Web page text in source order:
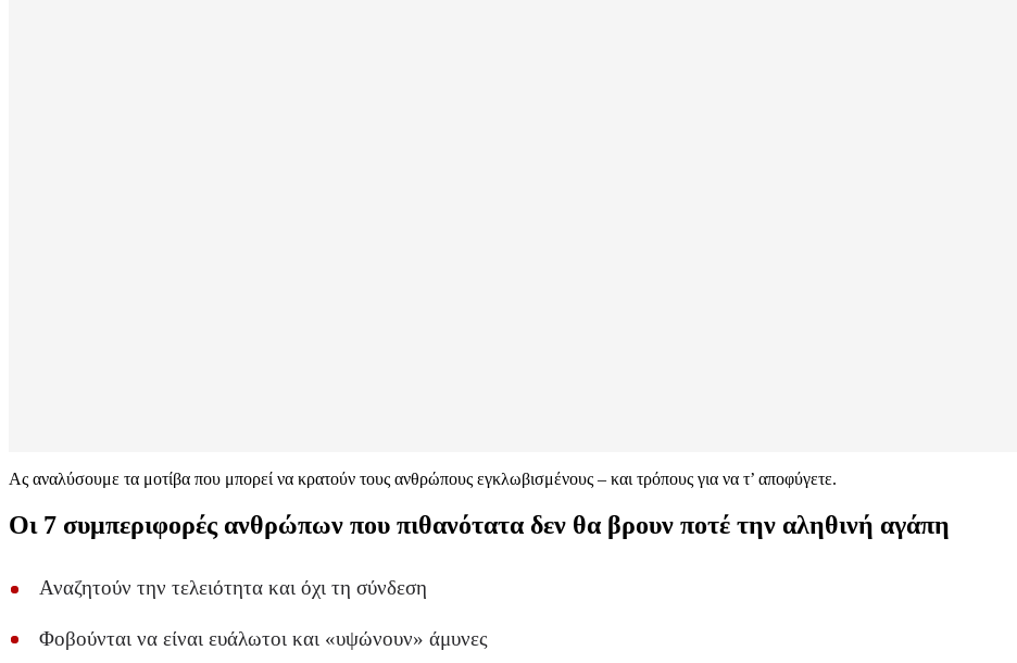
Ας αναλύσουμε τα μοτίβα που μπορεί να κρατούν τους ανθρώπους εγκλωβισμένους – και τρόπους για να τ’ αποφύγετε.
Οι 7 συμπεριφορές ανθρώπων που πιθανότατα δεν θα βρουν ποτέ την αληθινή αγάπη
Αναζητούν την τελειότητα και όχι τη σύνδεση
Φοβούνται να είναι ευάλωτοι και «υψώνουν» άμυνες